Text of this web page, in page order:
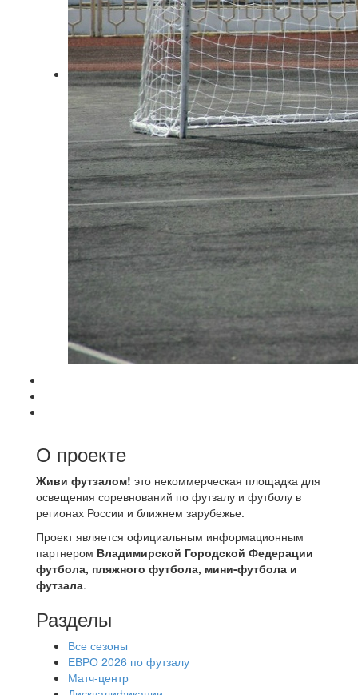
О проекте
Живи футзалом! это некоммерческая площадка для
освещения соревнований по футзалу и футболу в
регионах России и ближнем зарубежье.
Проект является официальным информационным
партнером Владимирской Городской Федерации
футбола, пляжного футбола, мини-футбола и
футзала.
Разделы
Все сезоны
ЕВРО 2026 по футзалу
Матч-центр